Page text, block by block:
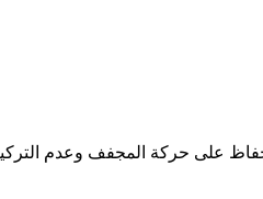
على بعد 6 بوصات تقريبًا من شعرك. ومن المهم أيضًا الحفاظ على حركة